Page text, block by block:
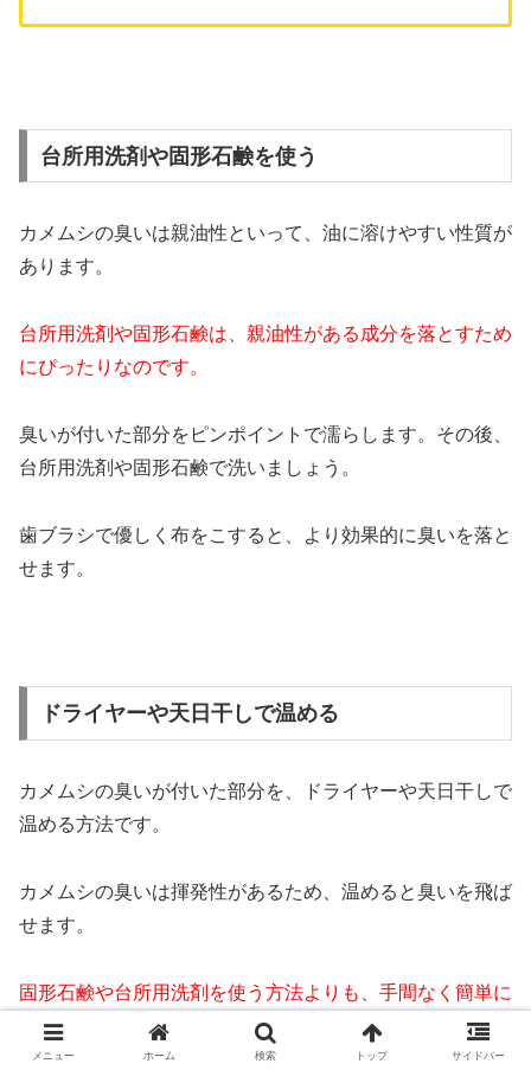
台所用洗剤や固形石鹸を使う
カメムシの臭いは親油性といって、油に溶けやすい性質が
あります。
台所用洗剤や固形石鹸は、親油性がある成分を落とすため
にぴったりなのです。
臭いが付いた部分をピンポイントで濡らします。 その後、
台所用洗剤や固形石鹸で洗いましょう。
歯ブラシで優しく布をこすると、より効果的に臭いを落と
せます。
ドライヤーや天日干しで温める
カメムシの臭いが付いた部分を、ドライヤーや天日干しで
温める方法です。
カメムシの臭いは揮発性があるため、温めると臭いを飛ば
せます。
固形石鹸や台所用洗剤を使う方法よりも、手間なく簡単に
できるのがポイントです。
メニュー ホーム 検索 トップ サイドバー